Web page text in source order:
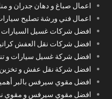
اعمال صباغ و دهان جدران و
اعمال فني ورشة تصليح
افضل شركات غسيل
افضل شركات نقل العفش
افضل شركة غسيل سيارات و
افضل شركة نقل عفش و تخزين
افضل مقوي سيرفس بالبر
افضل مقوي سيرفس و مقوي